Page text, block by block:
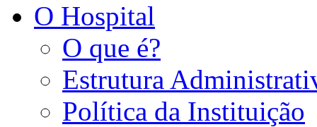
O Hospital
O que é?
Estrutura
Política da Instituição